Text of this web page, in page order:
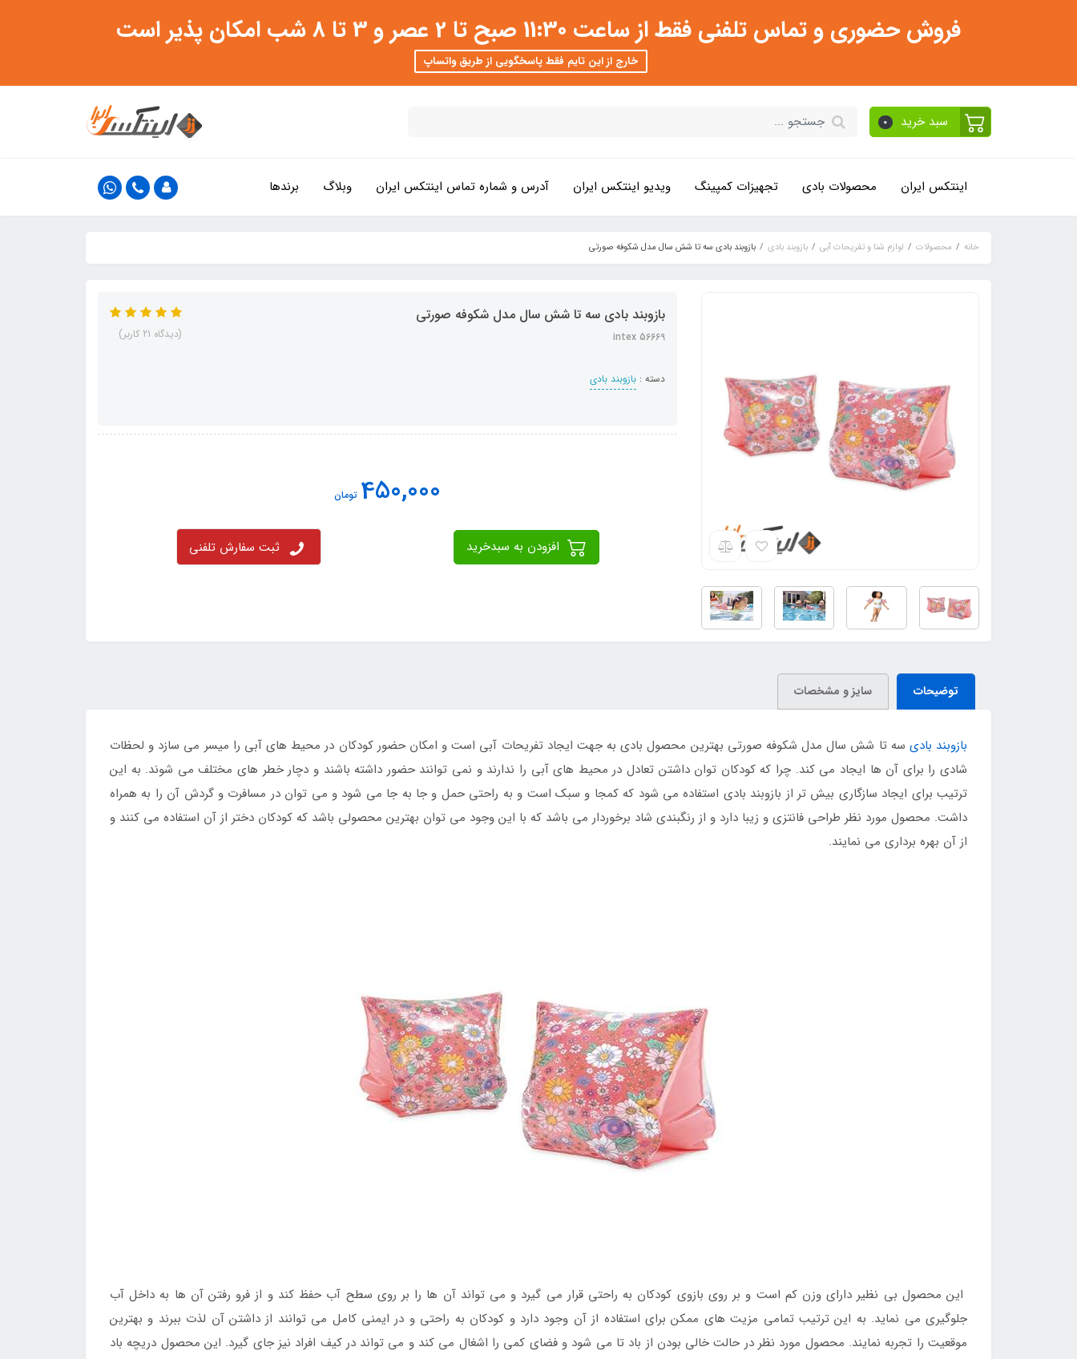
فروش حضوری و تماس تلفنی فقط از ساعت 11:30 صبح تا 2 عصر و 3 تا 8 شب امکان پذیر است
خارج از این تایم فقط پاسخگویی از طریق واتساپ
سبد خرید 0
اینتکس ایران محصولات بادی تجهیزات کمپینگ ویدیو اینتکس ایران آدرس و شماره تماس اینتکس ایران وبلاگ برندها
خانه محصولات لوازم شنا و تفریحات آبی بازوبند بادی بازوبند بادی سه تا شش سال مدل شکوفه صورتی
بازوبند بادی سه تا شش سال مدل شکوفه صورتی
intex 56669
دسته : بازوبند بادی
(دیدگاه 21 کاربر)
450,000 تومان
ثبت سفارش تلفنی
توضیحات سایز و مشخصات
بازوبند بادی سه تا شش سال مدل شکوفه صورتی بهترین محصول بادی به جهت ایجاد تفریحات آبی است و امکان حضور کودکان در محیط های آبی را میسر می سازد و لحظات
شادی را برای آن ها ایجاد می کند. چرا که کودکان توان داشتن تعادل در محیط های آبی را ندارند و نمی توانند حضور داشته باشند و دچار خطر های مختلف می شوند. به این
ترتیب برای ایجاد سازگاری بیش تر از بازوبند بادی استفاده می شود که کمجا و سبک است و به راحتی حمل و جا به جا می شود و می توان در مسافرت و گردش آن را به همراه
داشت. محصول مورد نظر طراحی فانتزی و زیبا دارد و از رنگبندی شاد برخوردار می باشد که با این وجود می توان بهترین محصولی باشد که کودکان دختر از آن استفاده می کنند و
از آن بهره برداری می نمایند.
این محصول بی نظیر دارای وزن کم است و بر روی بازوی کودکان به راحتی قرار می گیرد و می تواند آن ها را بر روی سطح آب حفظ کند و از فرو رفتن آن ها به داخل آب
جلوگیری می نماید. به این ترتیب تمامی مزیت های ممکن برای استفاده از آن وجود دارد و کودکان به راحتی و در ایمنی کامل می توانند از داشتن آن لذت ببرند و بهترین
موقعیت را تجربه نمایند. محصول مورد نظر در حالت خالی بودن از باد تا می شود و فضای کمی را اشغال می کند و می تواند در کیف افراد نیز جای گیرد. این محصول دریچه باد